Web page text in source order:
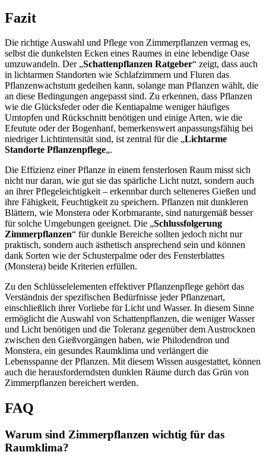
Fazit
Die richtige Auswahl und Pflege von Zimmerpflanzen vermag es,
selbst die dunkelsten Ecken eines Raumes in eine lebendige Oase
umzuwandeln. Der „Schattenpflanzen Ratgeber“ zeigt, dass auch
in lichtarmen Standorten wie Schlafzimmern und Fluren das
Pflanzenwachstum gedeihen kann, solange man Pflanzen wählt, die
an diese Bedingungen angepasst sind. Zu erkennen, dass Pflanzen
wie die Glücksfeder oder die Kentiapalme weniger häufiges
Umtopfen und Rückschnitt benötigen und einige Arten, wie die
Efeutute oder der Bogenhanf, bemerkenswert anpassungsfähig bei
niedriger Lichtintensität sind, ist zentral für die „Lichtarme
Standorte Pflanzenpflege„.
Die Effizienz einer Pflanze in einem fensterlosen Raum misst sich
nicht nur daran, wie gut sie das spärliche Licht nutzt, sondern auch
an ihrer Pflegeleichtigkeit – erkennbar durch selteneres Gießen und
ihre Fähigkeit, Feuchtigkeit zu speichern. Pflanzen mit dunkleren
Blättern, wie Monstera oder Korbmarante, sind naturgemäß besser
für solche Umgebungen geeignet. Die „Schlussfolgerung
Zimmerpflanzen“ für dunkle Bereiche sollten jedoch nicht nur
praktisch, sondern auch ästhetisch ansprechend sein und können
dank Sorten wie der Schusterpalme oder des Fensterblattes
(Monstera) beide Kriterien erfüllen.
Zu den Schlüsselelementen effektiver Pflanzenpflege gehört das
Verständnis der spezifischen Bedürfnisse jeder Pflanzenart,
einschließlich ihrer Vorliebe für Licht und Wasser. In diesem Sinne
ermöglicht die Auswahl von Schattenpflanzen, die weniger Wasser
und Licht benötigen und die Toleranz gegenüber dem Austrocknen
zwischen den Gießvorgängen haben, wie Philodendron und
Monstera, ein gesundes Raumklima und verlängert die
Lebensspanne der Pflanzen. Mit diesem Wissen ausgestattet, können
auch die herausforderndsten dunklen Räume durch das Grün von
Zimmerpflanzen bereichert werden.
FAQ
Warum sind Zimmerpflanzen wichtig für das
Raumklima?